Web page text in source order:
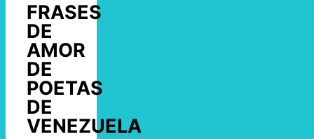
FRASES
DE
AMOR
DE
POETAS
DE
VENEZUELA